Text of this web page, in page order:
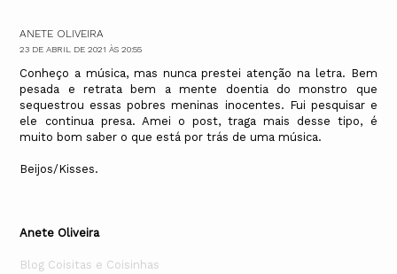
ANETE OLIVEIRA
23 DE ABRIL DE 2021 ÀS 20:55
Conheço a música, mas nunca prestei atenção na letra. Bem
pesada e retrata bem a mente doentia do monstro que
sequestrou essas pobres meninas inocentes. Fui pesquisar e
ele continua presa. Amei o post, traga mais desse tipo, é
muito bom saber o que está por trás de uma música.
Beijos/Kisses.
Anete Oliveira
Blog Coisitas e Coisinhas